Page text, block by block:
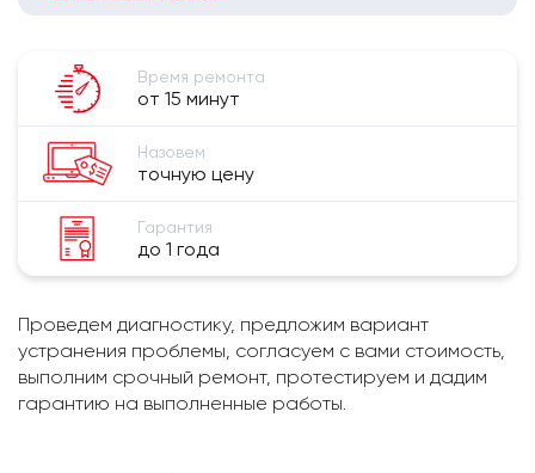
Время ремонта
от 15 минут
Назовем
точную цену
Гарантия
до 1 года
Проведем диагностику, предложим вариант
устранения проблемы, согласуем с вами стоимость,
выполним срочный ремонт, протестируем и дадим
гарантию на выполненные работы.